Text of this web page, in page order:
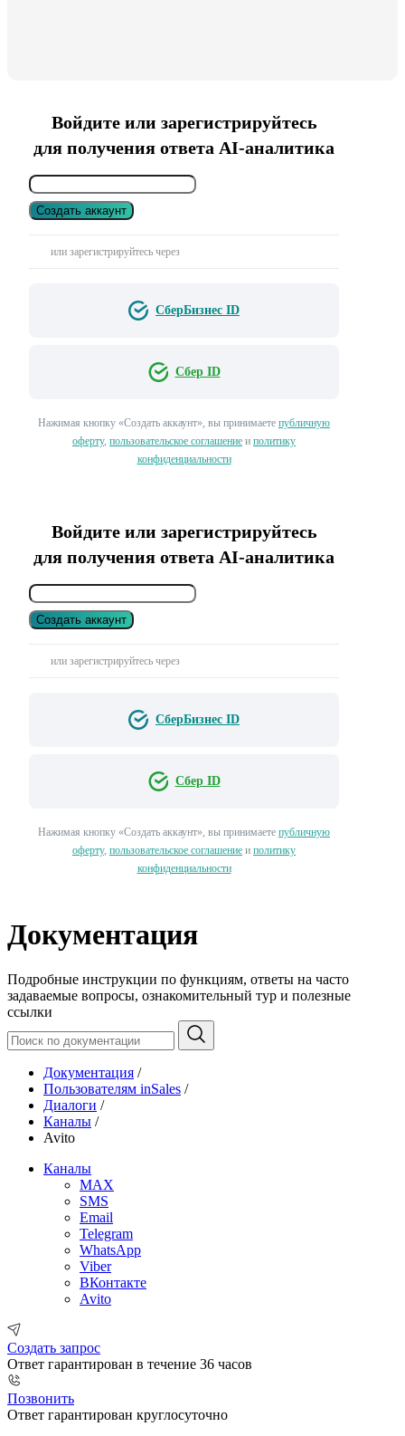
Войдите или зарегистрируйтесь
для получения ответа AI-аналитика
Создать аккаунт
или зарегистрируйтесь через
СберБизнес ID
Сбер ID
Нажимая кнопку «Создать аккаунт», вы принимаете публичную
оферту, пользовательское соглашение и политику
конфиденциальности
Войдите или зарегистрируйтесь
для получения ответа AI-аналитика
Создать аккаунт
или зарегистрируйтесь через
СберБизнес ID
Сбер ID
Нажимая кнопку «Создать аккаунт», вы принимаете публичную
оферту, пользовательское соглашение и политику
конфиденциальности
Документация
Подробные инструкции по функциям, ответы на часто
задаваемые вопросы, ознакомительный тур и полезные
ссылки
Документация /
Пользователям inSales /
Диалоги /
Каналы /
Avito
Каналы
MAX
SMS
Email
Telegram
WhatsApp
Viber
ВКонтакте
Avito
Создать запрос
Ответ гарантирован в течение 36 часов
Позвонить
Ответ гарантирован круглосуточно